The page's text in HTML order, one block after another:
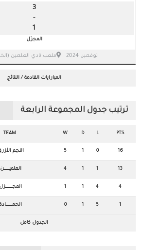
3
-
1
المجزّل
22 نوفمبر، 2024 ملعب نادي العلمين
المبارايات القادمة / النتائج
ترتيب جدول المجموعة الرابعة
TEAM W D L PTS
النجم 5 1 0 16
العلميـــــــــــن 4 1 1 13
المجــــــــــــــزل 1 1 4 4
الحمـــــــــــــادة 0 1 5 1
الجدول كامل